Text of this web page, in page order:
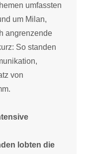
umfassten
um Milan,
angrenzende
So standen
von
lobten die